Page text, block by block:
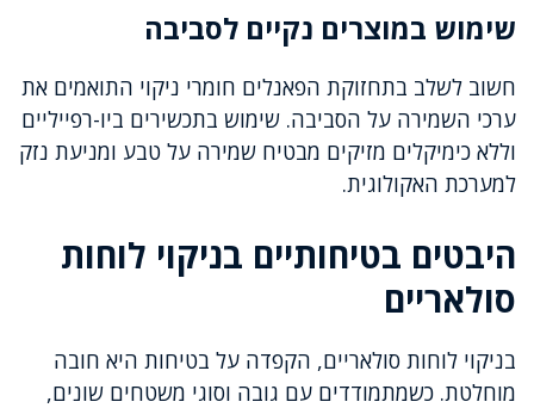
שימוש במוצרים נקיים לסביבה
חשוב לשלב בתחזוקת הפאנלים חומרי ניקוי התואמים את
ערכי השמירה על הסביבה. שימוש בתכשירים ביו-רפייליים
וללא כימיקלים מזיקים מבטיח שמירה על טבע ומניעת נזק
למערכת האקולוגית.
היבטים בטיחותיים בניקוי לוחות
סולאריים
בניקוי לוחות סולאריים, הקפדה על בטיחות היא חובה
מוחלטת. כשמתמודדים עם גובה וסוגי משטחים שונים,